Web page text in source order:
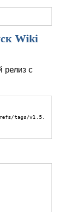
Wiki
релиз с
tags/v1.5.